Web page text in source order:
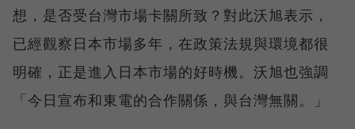
想，是否受台灣市場卡關所致？對此沃旭表示，
已經觀察日本市場多年，在政策法規與環境都很
明確，正是進入日本市場的好時機。沃旭也強調
「今日宣布和東電的合作關係，與台灣無關。」